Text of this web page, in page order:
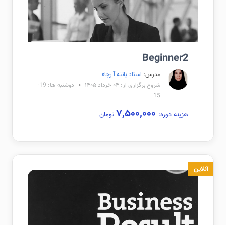
Beginner2
مدرس: استاد پانته آ رجاء
شروع برگزاری از: ۰۴ خرداد ۱۴۰۵
دوشنبه ها: 19-
15
هزینه دوره: تومان
آنلاین